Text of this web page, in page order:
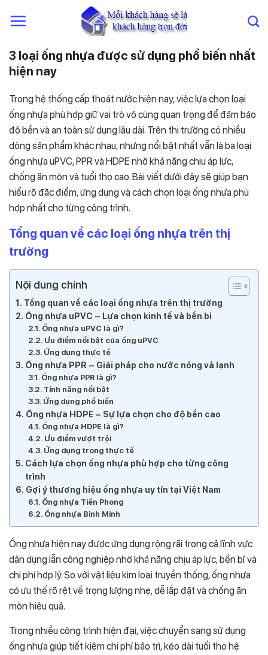
đến
dung3 loại ống nhựa được sử dụng phổ biến nhất
hiện nay
Trong hệ thống cấp thoát nước hiện nay, việc lựa chọn loại
ống nhựa phù hợp giữ vai trò vô cùng quan trọng để đảm bảo
độ bền và an toàn sử dụng lâu dài. Trên thị trường có nhiều
dòng sản phẩm khác nhau, nhưng nổi bật nhất vẫn là ba loại
ống nhựa uPVC, PPR và HDPE nhờ khả năng chịu áp lực,
chống ăn mòn và tuổi thọ cao. Bài viết dưới đây sẽ giúp bạn
hiểu rõ đặc điểm, ứng dụng và cách chọn loại ống nhựa phù
hợp nhất cho từng công trình.
Tổng quan về các loại ống nhựa trên thị
trường
Nội dung chính
Tổng quan về các loại ống nhựa trên thị trường
Ống nhựa uPVC – Lựa chọn kinh tế và bền bỉ
Ống nhựa uPVC là gì?
Ưu điểm nổi bật của ống uPVC
Ứng dụng thực tế
Ống nhựa PPR – Giải pháp cho nước nóng và lạnh
Ống nhựa PPR là gì?
Tính năng nổi bật
Ứng dụng phổ biến
Ống nhựa HDPE – Sự lựa chọn cho độ bền cao
Ống nhựa HDPE là gì?
Ưu điểm vượt trội
Ứng dụng trong thực tế
Cách lựa chọn ống nhựa phù hợp cho từng công
trình
Gợi ý thương hiệu ống nhựa uy tín tại Việt Nam
Ống nhựa Tiền Phong
Ống nhựa Bình Minh
Ống nhựa hiện nay được ứng dụng rộng rãi trong cả lĩnh vực
dân dụng lẫn công nghiệp nhờ khả năng chịu áp lực, bền bỉ và
chi phí hợp lý. So với vật liệu kim loại truyền thống, ống nhựa
có ưu thế rõ rệt về trọng lượng nhẹ, dễ lắp đặt và chống ăn
mòn hiệu quả.
Trong nhiều công trình hiện đại, việc chuyển sang sử dụng
ống nhựa giúp tiết kiệm chi phí bảo trì, kéo dài tuổi thọ hệ